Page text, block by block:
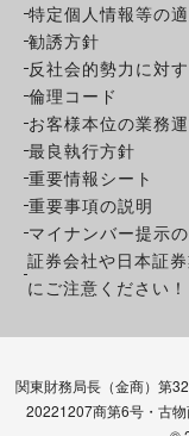
特定個人情報等の
勧誘方針
反社会的勢力に対
倫理コード
お客様本位の業務
最良執行方針
重要情報シート
重要事項の説明
マイナンバー提示
証券会社や日本証
にご注意ください！
関東財務局長（金商）第
20221207商第6号・古